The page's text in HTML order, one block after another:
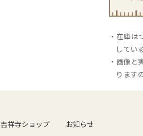
在庫は
してい
画像と
ります
吉祥寺ショップ お知らせ